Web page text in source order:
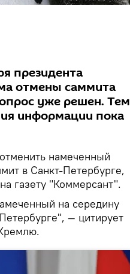
президента
отмены саммита
уже решен. Тем
информации пока
намеченный
в Санкт-Петербурге,
газету "Коммерсант".
на середину
— цитирует